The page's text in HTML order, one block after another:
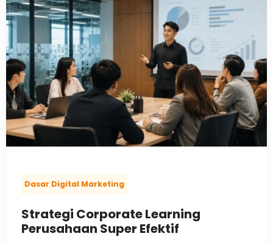
Dasar Digital Marketing
Strategi Corporate Learning
Perusahaan Super Efektif